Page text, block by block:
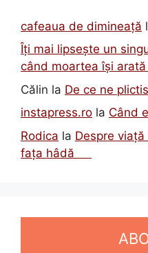
cafeaua de dimineață
Îți mai lipsește un
când moartea își
Călin la De ce ne
instapress.ro la Când
Rodica la Despre
fața hâdă